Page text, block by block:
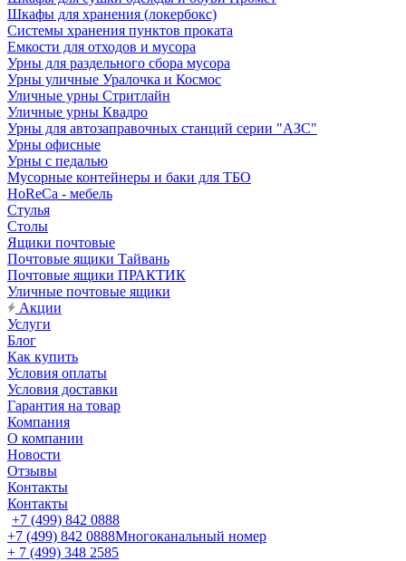
Шкафы для хранения (локербокс)
Системы хранения пунктов проката
Емкости для отходов и мусора
Урны для раздельного сбора мусора
Урны уличные Уралочка и Космос
Уличные урны Стритлайн
Уличные урны Квадро
Урны для автозаправочных станций серии "АЗС"
Урны офисные
Урны с педалью
Мусорные контейнеры и баки для ТБО
HoReCa - мебель
Стулья
Столы
Ящики почтовые
Почтовые ящики Тайвань
Почтовые ящики ПРАКТИК
Уличные почтовые ящики
Акции
Услуги
Блог
Как купить
Условия оплаты
Условия доставки
Гарантия на товар
Компания
О компании
Новости
Отзывы
Контакты
Контакты
+7 (499) 842 0888
+7 (499) 842 0888Многоканальный номер
+ 7 (499) 348 2585